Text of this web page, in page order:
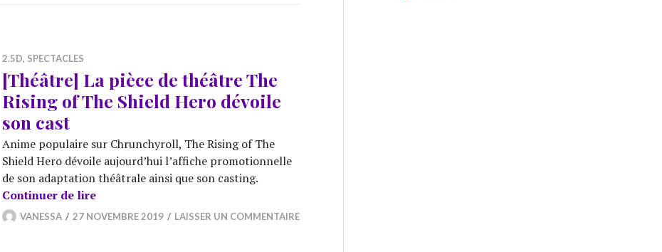
2.5D, SPECTACLES
[Théâtre] La pièce de théâtre The
Rising of The Shield Hero dévoile
son cast
Anime populaire sur Chrunchyroll, The Rising of The
Shield Hero dévoile aujourd’hui l’affiche promotionnelle
de son adaptation théâtrale ainsi que son casting.
Continuer de lire[Théâtre] La pièce de théâtre The Rising of The Shield Hero dévoile son cast
VANESSA 27 NOVEMBRE 2019 LAISSER UN COMMENTAIRE